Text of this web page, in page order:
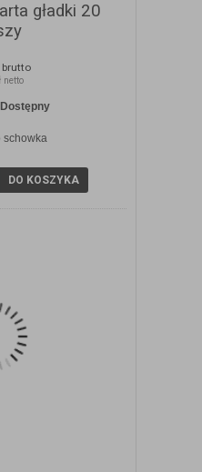
gładki 20
brutto
netto
Dostępny
schowka
DO KOSZYKA